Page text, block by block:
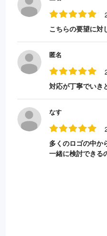
こちらの要望に対
匿名
対応が丁寧でいき
なす
多くのロゴの中か
一緒に検討できる